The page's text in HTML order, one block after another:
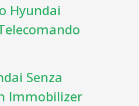
Hyundai
Senza
Immobilizer